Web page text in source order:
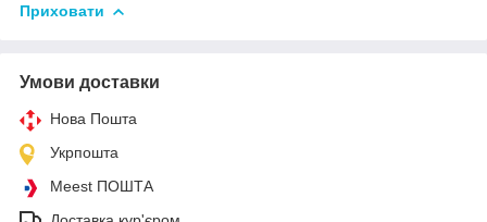
Приховати
Умови доставки
Нова Пошта
Укрпошта
Meest ПОШТА